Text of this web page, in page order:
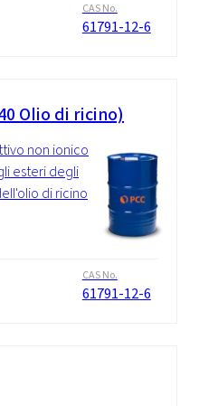
CAS No.
61791-12-6
Olio di ricino)
non ionico
esteri degli
di ricino
CAS No.
61791-12-6